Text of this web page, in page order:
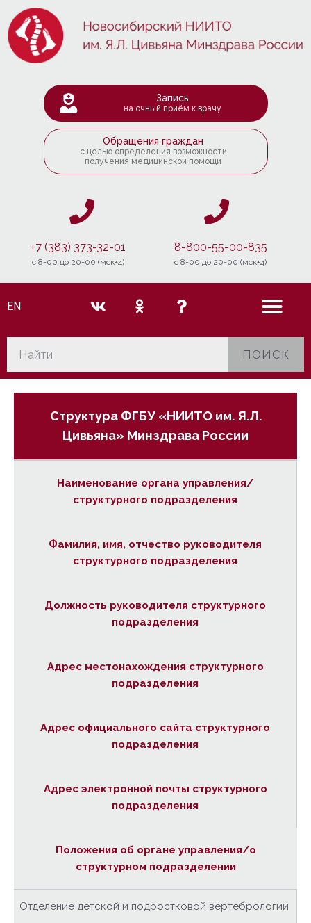
Запись
на очный приём к врачу
Обращения граждан
с целью определения возможности
получения медицинской помощи
+7 (383) 373-32-01
c 8-00 до 20-00 (мск+4)
8-800-55-00-835
c 8-00 до 20-00 (мск+4)
EN
ПОИСК
Структура ФГБУ «НИИТО им. Я.Л.
Цивьяна» Минздрава России
Наименование органа управления/
структурного подразделения
Фамилия, имя, отчество руководителя
структурного подразделения
Должность руководителя структурного
подразделения
Адрес местонахождения структурного
подразделения
Адрес официального сайта структурного
подразделения
Адрес электронной почты структурного
подразделения
Положения об органе управления/о
структурном подразделении
Отделение детской и подростковой вертебрологии